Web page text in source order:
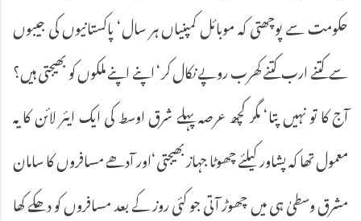
حکومت سے پوچھتی کہ موبائل کمپنیاں ہر سال‘ پاکستانیوں کی جیبوں
سے کتنے ارب کتنے کھرب روپے نکال کر‘ اپنے اپنے ملکوں کو بھیجتی ہیں؟
آج کا تو نہیں پتا‘ مگر کچھ عرصہ پہلے شرق اوسط کی ایک ایئر لائن کا یہ
معمول تھا کہ پشاور کیلئے چھوٹا جہاز بھیجتی‘اور آدھے مسافروں کا سامان
مشرق وسطیٰ ہی میں چھوڑ آتی جو کئی روز کے بعد مسافروں کو دھکے کھا